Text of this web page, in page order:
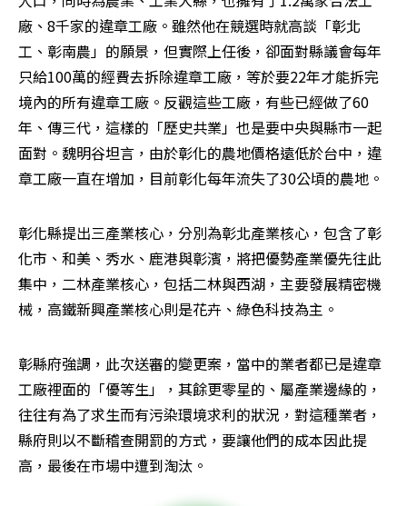
廠、8千家的違章工廠。雖然他在競選時就高談「彰北
工、彰南農」的願景，但實際上任後，卻面對縣議會每年
只給100萬的經費去拆除違章工廠，等於要22年才能拆完
境內的所有違章工廠。反觀這些工廠，有些已經做了60
年、傳三代，這樣的「歷史共業」也是要中央與縣市一起
面對。魏明谷坦言，由於彰化的農地價格遠低於台中，違
章工廠一直在增加，目前彰化每年流失了30公頃的農地。
彰化縣提出三產業核心，分別為彰北產業核心，包含了彰
化市、和美、秀水、鹿港與彰濱，將把優勢產業優先往此
集中，二林產業核心，包括二林與西湖，主要發展精密機
械，高鐵新興產業核心則是花卉、綠色科技為主。
彰縣府強調，此次送審的變更案，當中的業者都已是違章
工廠裡面的「優等生」，其餘更零星的、屬產業邊緣的，
往往有為了求生而有污染環境求利的狀況，對這種業者，
縣府則以不斷稽查開罰的方式，要讓他們的成本因此提
高，最後在市場中遭到淘汰。